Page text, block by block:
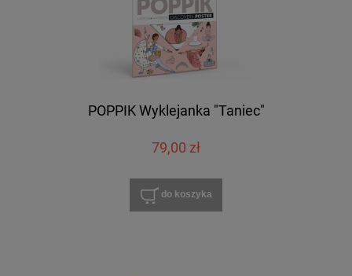
POPPIK Wyklejanka "Taniec"
79,00 zł
do koszyka